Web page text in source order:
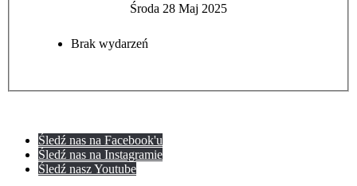
Środa 28 Maj 2025
Brak wydarzeń
Śledź nas na Facebook'u
Śledź nas na Instagramie
Śledź nasz Youtube